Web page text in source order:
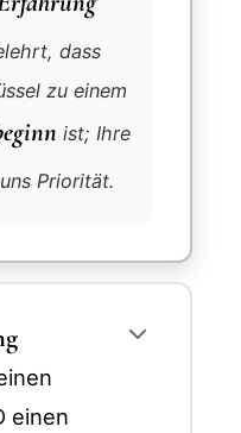
dass
zu einem
ist; Ihre
Priorität.
einen